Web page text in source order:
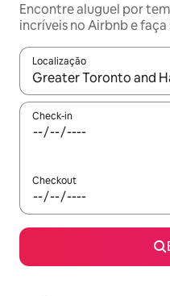
Encontre aluguel por
incríveis no Airbnb e faça
Localização
Quando os resultados
Check-in
Checkout